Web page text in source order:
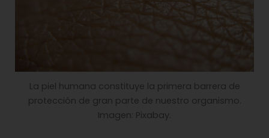
La piel humana constituye la primera barrera de
protección de gran parte de nuestro organismo.
Imagen: Pixabay.